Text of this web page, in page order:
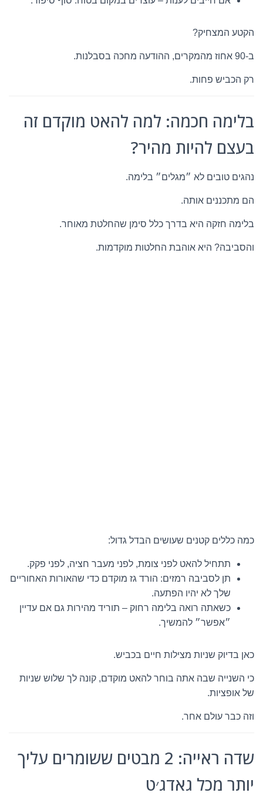
הקטע המצחיק?
ב-90 אחוז מהמקרים, ההודעה מחכה בסבלנות.
רק הכביש פחות.
בלימה חכמה: למה להאט מוקדם זה
בעצם להיות מהיר?
נהגים טובים לא ״מגלים״ בלימה.
הם מתכננים אותה.
בלימה חזקה היא בדרך כלל סימן שהחלטת מאוחר.
והסביבה? היא אוהבת החלטות מוקדמות.
כמה כללים קטנים שעושים הבדל גדול:
תתחיל להאט לפני צומת, לפני מעבר חציה, לפני פקק.
תן לסביבה רמזים: הורד גז מוקדם כדי שהאורות האחוריים
שלך לא יהיו הפתעה.
כשאתה רואה בלימה רחוק – תוריד מהירות גם אם עדיין
״אפשר״ להמשיך.
כאן בדיוק שניות מצילות חיים בכביש.
כי השנייה שבה אתה בוחר להאט מוקדם, קונה לך שלוש שניות
של אופציות.
וזה כבר עולם אחר.
שדה ראייה: 2 מבטים ששומרים עליך
יותר מכל גאדג׳ט